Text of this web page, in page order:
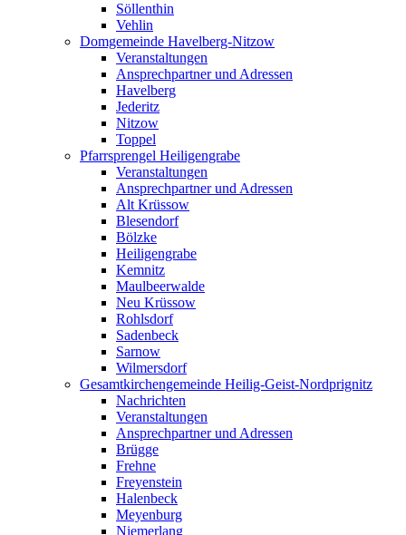
Söllenthin
Vehlin
Domgemeinde Havelberg-Nitzow
Veranstaltungen
Ansprechpartner und Adressen
Havelberg
Jederitz
Nitzow
Toppel
Pfarrsprengel Heiligengrabe
Veranstaltungen
Ansprechpartner und Adressen
Alt Krüssow
Blesendorf
Bölzke
Heiligengrabe
Kemnitz
Maulbeerwalde
Neu Krüssow
Rohlsdorf
Sadenbeck
Sarnow
Wilmersdorf
Gesamtkirchengemeinde Heilig-Geist-Nordprignitz
Nachrichten
Veranstaltungen
Ansprechpartner und Adressen
Brügge
Frehne
Freyenstein
Halenbeck
Meyenburg
Niemerlang